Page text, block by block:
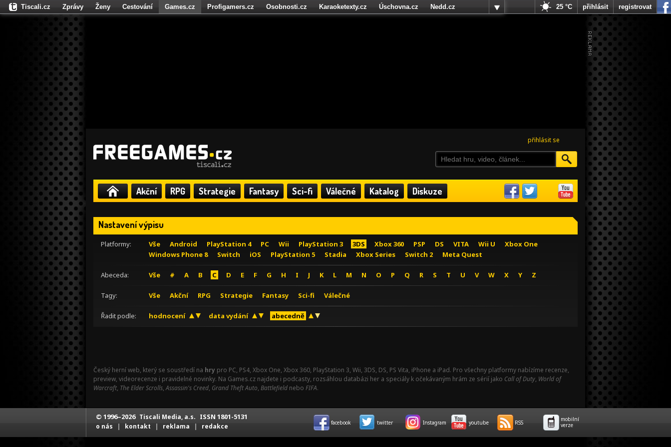
přihlásit se
Akční RPG Strategie Fantasy Sci-fi Válečné Katalog Diskuze
Nastavení výpisu
Platformy: Vše Android PlayStation 4 PC Wii PlayStation 3 3DS Xbox 360 PSP DS VITA Wii U
Xbox One
Windows Phone 8
Switch iOS PlayStation 5 Stadia Xbox Series Switch 2 Meta Quest
Abeceda: Vše # A B C D E F G H I J K L M N O P Q R S T U V W X Y Z
Tagy: Vše Akční RPG Strategie Fantasy Sci-fi Válečné
Řadit podle: hodnocení data vydání abecedně
Český herní web, který se soustředí na hry pro PC, PS4, Xbox One, Xbox 360, PlayStation 3, Wii, 3DS, DS, PS Vita, iPhone a iPad. Pro všechny platformy nabízíme recenze,
preview, videorecenze i pravidelné novinky. Na Games.cz najdete i podcasty, rozsáhlou databázi her a speciály k očekávaným hrám ze sérií jako Call of Duty, World of
Warcraft, The Elder Scrolls,Assassin's Creed, Grand Theft Auto, Battlefield nebo FIFA.
Tiscali.cz Zprávy Ženy Cestování Games.cz Profigamers.cz Osobnosti.cz Karaoketexty.cz Úschovna.cz
Nedd.cz
Fights.cz
25 °C přihlásit registrovat
© 1996–2026 Tiscali Media, a.s. ISSN 1801-5131
o nás | kontakt | reklama | redakce facebook twitter Instagram youtube RSS
mobilní
verze